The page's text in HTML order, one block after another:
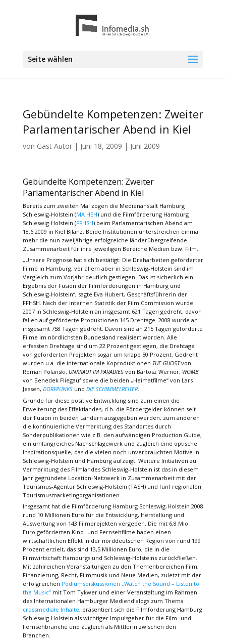
Seite wählen
Gebündelte Kompetenzen: Zweiter
Parlamentarischer Abend in Kiel
von Gast Autor| Juni 18, 2009 | Juni 2009
Gebündelte Kompetenzen: Zweiter
Parlamentarischer Abend in Kiel
Bereits zum zweiten Mal zogen die Medienanstalt Hamburg
Schleswig-Holstein (MA HSH) und die Filmförderung Hamburg
Schleswig-Holstein (FFHSH) beim Parlamentarischen Abend am
18.6.2009 in Kiel Bilanz. Beide Institutionen unterstreichen einmal
mehr die nun zweijährige erfolgreiche länderübergreifende
Zusammenarbeit für ihre jeweiligen Bereiche Medien bzw. Film.
„Unsere Prognose hat sich bestätigt: Die Dreharbeiten geförderter
Filme in Hamburg, vor allem aber in Schleswig-Holstein sind im
Vergleich zum Vorjahr deutlich gestiegen. Das ist sicherlich ein
Ergebnis der Fusion der Filmförderungen in Hamburg und
Schleswig-Holstein“, sagte Eva Hubert, Geschäftsführerin der
FFHSH. Nach der internen Statistik der Film Commission wurde
2007 in Schleswig-Holstein an insgesamt 621 Tagen gedreht, davon
fallen auf geförderte Produktionen 145 Drehtage. 2008 wurde an
insgesamt 758 Tagen gedreht. Davon sind an 215 Tagen geförderte
Filme im nördlichsten Bundesland realisiert worden. Alle
erfassten Drehtage sind um 22 Prozent gestiegen, die Drehtage
von geförderten Projekten sogar um knapp 50 Prozent. Gedreht
wurden u.a. die internationale Koproduktionen THE GHOSTvon
Roman Polanski, UNKRAUT IM PARADIESvon Bartosz Werner, WOMB
von Benedek Fliegauf sowie die beiden „Heimatfilme“ von Lars
Jessen, DORFPUNKSund DIE SCHIMMELREITER.
Gründe für diese positive Entwicklung sind zum einen die
Erweiterung des Effektlandes, d.h. die Fördergelder können seit
der Fusion in beiden Ländern ausgegeben werden, zum anderen
die kontinuierliche Vermarktung des Standortes durch
Sonderpublikationen wie z.B. den aufwändigen Production Guide,
ein umfangreiches Nachschlagewerk und zugleich eine optische
Inspirationsquelle, das die vielen noch unverbrauchten Motive in
Schleswig-Holstein und Hamburg aufzeigt. Weitere Initiativen zu
Vermarktung des Filmlandes Schleswig-Holstein ist das in diesem
Jahr gegründete Location-Netzwerk in Zusammenarbeit mit der
Tourismus-Agentur Schleswig-Holstein (TASH) und fünf regionalen
Tourismusmarketingorganisationen.
Insgesamt hat die Filmförderung Hamburg Schleswig-Holstein 2008
rund 10 Millionen Euro für die Entwicklung, Herstellung und
Auswertung von 143 Filmprojekten vergeben. Die mit 6,8 Mio.
Euro geförderten Kino- und Fernsehfilme haben einen
wirtschaftlichen Effekt in der norddeutschen Region von rund 199
Prozent erzielt, das sind 13,5 Millionen Euro, die in die
Filmwirtschaft Hamburgs und Schleswig-Holsteins zurückfließen.
Mit zahlreichen Veranstaltungen zu den Themenbereichen Film,
Finanzierung, Recht, Filmmusik und Neue Medien, zuletzt mit der
erfolgreichen Podiumsdiskussionen „Watch the Sound – Listen to
the Music“mit Tom Tykwer und einer Veranstaltung im Rahmen
des Internationalen Hamburger Mediendialogs zum Thema
crossmediale Inhalte, präsentiert sich die Filmförderung Hamburg
Schleswig-Holstein als wichtiger Impulsgeber für die Film- und
Fernsehbranche und zugleich als Mittlerin zwischen den
Branchen.